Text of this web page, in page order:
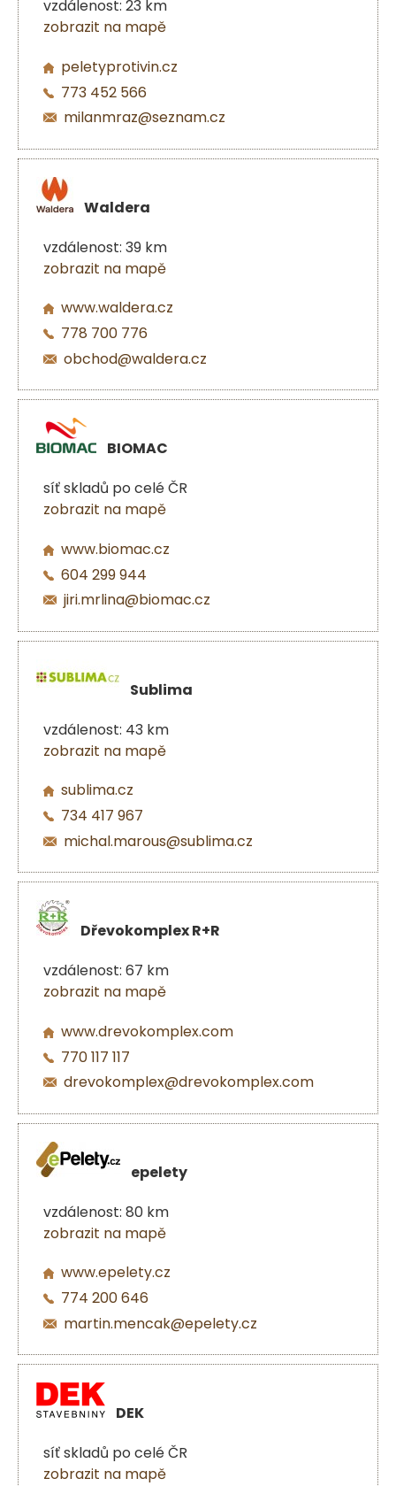
vzdálenost: 23 km
zobrazit na mapě
peletyprotivin.cz
773 452 566
milanmraz@seznam.cz
Waldera
vzdálenost: 39 km
zobrazit na mapě
www.waldera.cz
778 700 776
obchod@waldera.cz
BIOMAC
síť skladů po celé ČR
zobrazit na mapě
www.biomac.cz
604 299 944
jiri.mrlina@biomac.cz
Sublima
vzdálenost: 43 km
zobrazit na mapě
sublima.cz
734 417 967
michal.marous@sublima.cz
Dřevokomplex R+R
vzdálenost: 67 km
zobrazit na mapě
www.drevokomplex.com
770 117 117
drevokomplex@drevokomplex.com
epelety
vzdálenost: 80 km
zobrazit na mapě
www.epelety.cz
774 200 646
martin.mencak@epelety.cz
DEK
síť skladů po celé ČR
zobrazit na mapě